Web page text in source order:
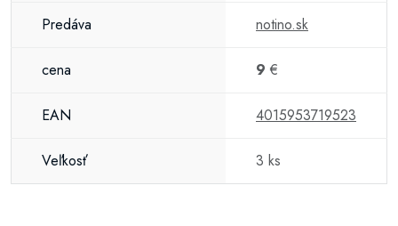
Predáva notino.sk
cena 9 €
EAN 4015953719523
Veľkosť 3 ks